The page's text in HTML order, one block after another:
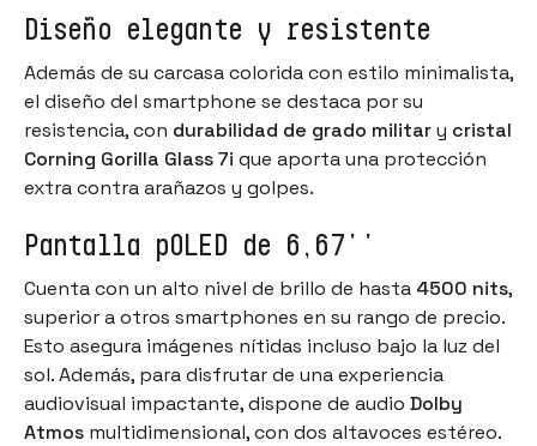
Diseño elegante y resistente
Además de su carcasa colorida con estilo minimalista,
el diseño del smartphone se destaca por su
resistencia, con durabilidad de grado military cristal
Corning Gorilla Glass 7i que aporta una protección
extra contra arañazos y golpes.
Pantalla pOLED de 6,67''
Cuenta con un alto nivel de brillo de hasta 4500 nits,
superior a otros smartphones en su rango de precio.
Esto asegura imágenes nítidas incluso bajo la luz del
sol. Además, para disfrutar de una experiencia
audiovisual impactante, dispone de audio Dolby
Atmos multidimensional, con dos altavoces estéreo.